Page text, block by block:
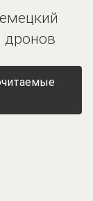
дронов